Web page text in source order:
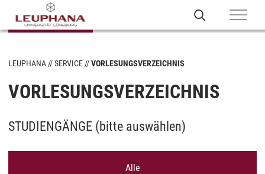
LEUPHANA SERVICE VORLESUNGSVERZEICHNIS
VORLESUNGSVERZEICHNIS
STUDIENGÄNGE (bitte auswählen)
Alle